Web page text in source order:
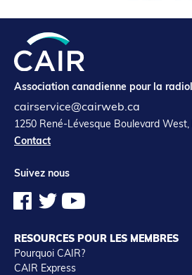
Association canadienne pour la
cairservice@cairweb.ca
1250 René-Lévesque Boulevard
Contact
Suivez nous
RESOURCES POUR LES MEMBRES
Pourquoi CAIR?
CAIR Express